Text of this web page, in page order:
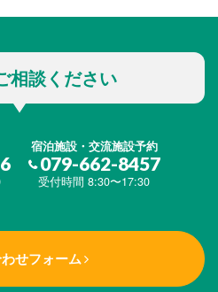
相談ください
宿泊施設・交流施設予約
079-662-8457
受付時間 8:30〜17:30
せフォーム